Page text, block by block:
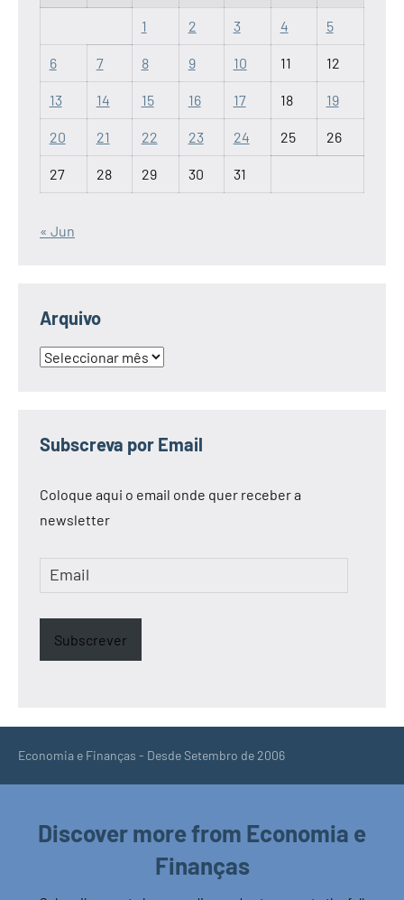
1 2 3 4 5
6 7 8 9 10 11 12
13 14 15 16 17 18 19
20 21 22 23 24 25 26
27 28 29 30 31
« Jun
Arquivo
Arquivo
Subscreva por Email
Coloque aqui o email onde quer receber a
newsletter
Email
Subscrever
Economia e Finanças - Desde Setembro de 2006
Discover more from Economia e
Finanças